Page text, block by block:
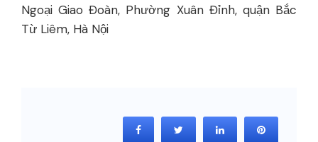
Ngoại Giao Đoàn, Phường Xuân Đỉnh, quận Bắc
Từ Liêm, Hà Nội